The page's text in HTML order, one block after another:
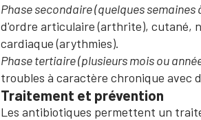
Phase secondaire (quelques
d'ordre articulaire (arthrite), cutané,
cardiaque (arythmies).
Phase tertiaire (plusieurs mois ou
troubles à caractère chronique avec
Traitement et prévention
Les antibiotiques permettent un